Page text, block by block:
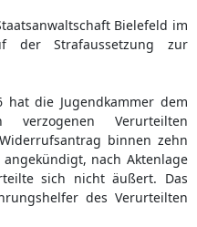
Bielefeld im
der Strafaussetzung zur
hat die Jugendkammer dem
verzogenen Verurteilten
binnen zehn
nach Aktenlage
sich nicht äußert. Das
des Verurteilten